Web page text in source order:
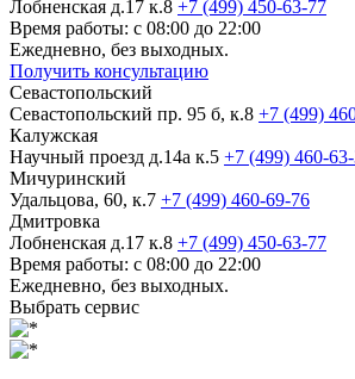
Лобненская д.17 к.8 +7 (499) 450-63-77
Время работы: с 08:00 до 22:00
Ежедневно, без выходных.
Получить консультацию
Севастопольский
Севастопольский пр. 95 б, к.8 +7 (499)
Калужская
Научный проезд д.14а к.5 +7 (499) 460-
Мичуринский
Удальцова, 60, к.7 +7 (499) 460-69-76
Дмитровка
Лобненская д.17 к.8 +7 (499) 450-63-77
Время работы: с 08:00 до 22:00
Ежедневно, без выходных.
Выбрать сервис